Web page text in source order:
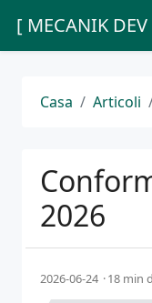
[ MECANIK DEV
Casa Articoli
2026
2026-06-24 18 min